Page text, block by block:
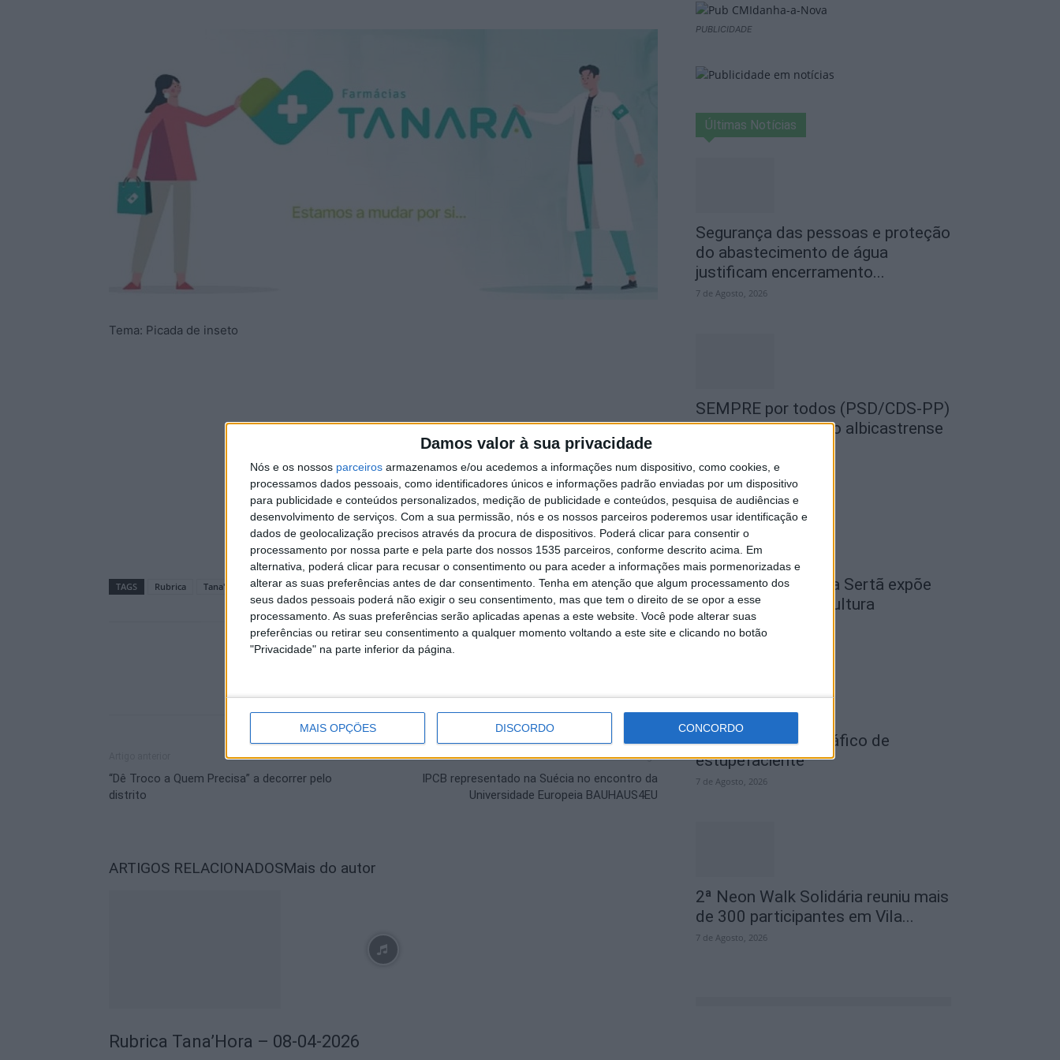
Damos valor à sua privacidade
Nós e os nossos parceiros armazenamos e/ou acedemos a informações num dispositivo, como cookies, e
processamos dados pessoais, como identificadores únicos e informações padrão enviadas por um dispositivo
para publicidade e conteúdos personalizados, medição de publicidade e conteúdos, pesquisa de audiências e
desenvolvimento de serviços. Com a sua permissão, nós e os nossos parceiros poderemos usar identificação e
dados de geolocalização precisos através da procura de dispositivos. Poderá clicar para consentir o
processamento por nossa parte e pela parte dos nossos 1535 parceiros, conforme descrito acima. Em
alternativa, poderá clicar para recusar o consentimento ou para aceder a informações mais pormenorizadas e
alterar as suas preferências antes de dar consentimento. Tenha em atenção que algum processamento dos
seus dados pessoais poderá não exigir o seu consentimento, mas que tem o direito de se opor a esse
processamento. As suas preferências serão aplicadas apenas a este website. Você pode alterar suas
preferências ou retirar seu consentimento a qualquer momento voltando a este site e clicando no botão
"Privacidade" na parte inferior da página.
MAIS OPÇÕES DISCORDO CONCORDO
Tema: Picada de inseto
TAGS Rubrica Tana'Hora
“Dê Troco a Quem Precisa” a decorrer pelo
distrito
Próximo artigo
IPCB representado na Suécia no encontro da
Universidade Europeia BAUHAUS4EU
ARTIGOS RELACIONADOSMais do autor
Rubrica Tana’Hora – 08-04-2026
PUBLICIDADE
Últimas Notícias
Segurança das pessoas e proteção
do abastecimento de água
justificam encerramento...
7 de Agosto, 2026
SEMPRE por todos (PSD/CDS-PP)
questiona Município albicastrense
7 de Agosto, 2026
Academia Sénior da Sertã expõe
artes na Casa da Cultura
Dois detidos por tráfico de
estupefaciente
7 de Agosto, 2026
2ª Neon Walk Solidária reuniu mais
de 300 participantes em Vila...
7 de Agosto, 2026